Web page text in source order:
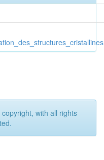
with all rights